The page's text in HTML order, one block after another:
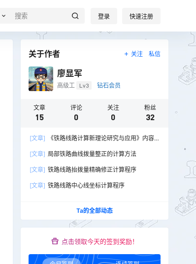
登录 快速注册
关于作者 关注 私信
廖显军
高级工 Lv3 钻石会员
文章
15
评论
0
关注
0
粉丝
32
[文章]
《铁路线路计算新理论研究与应用》内容
[文章] 局部铁路曲线拨量整正的计算方法
[文章] 铁路线路抬拨量精确修正计算程序
[文章] 铁路线路中心线坐标计算程序
Ta的全部动态
点击领取今天的签到奖励！